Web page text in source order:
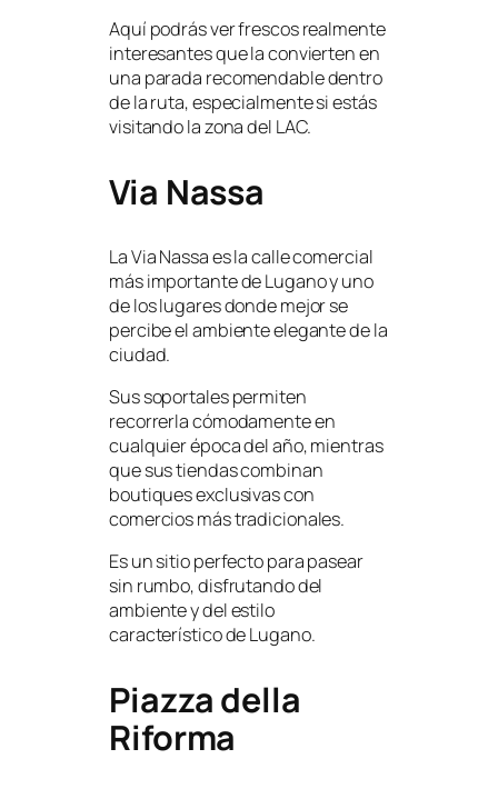
Aquí podrás ver frescos realmente
interesantes que la convierten en
una parada recomendable dentro
de la ruta, especialmente si estás
visitando la zona del LAC.
Via Nassa
La Via Nassa es la calle comercial
más importante de Lugano y uno
de los lugares donde mejor se
percibe el ambiente elegante de la
ciudad.
Sus soportales permiten
recorrerla cómodamente en
cualquier época del año, mientras
que sus tiendas combinan
boutiques exclusivas con
comercios más tradicionales.
Es un sitio perfecto para pasear
sin rumbo, disfrutando del
ambiente y del estilo
característico de Lugano.
Piazza della
Riforma